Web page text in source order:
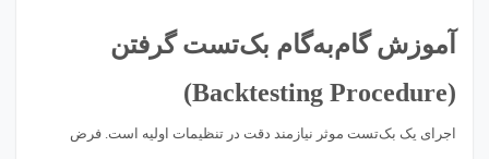
آموزش گام‌به‌گام بک‌تست گرفتن
(Backtesting Procedure)
اجرای یک بک‌تست موثر نیازمند دقت در تنظیمات اولیه است. فرض